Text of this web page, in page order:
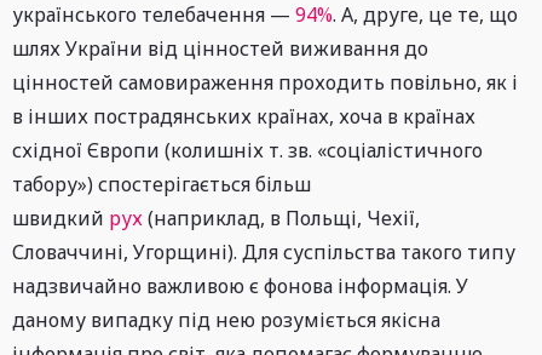
українського телебачення — 94%. А, друге, це те, що
шлях України від цінностей виживання до
цінностей самовираження проходить повільно, як і
в інших пострадянських країнах, хоча в країнах
східної Європи (колишніх т. зв. «соціалістичного
табору») спостерігається більш
швидкий рух(наприклад, в Польщі, Чехії,
Словаччині, Угорщині). Для суспільства такого типу
надзвичайно важливою є фонова інформація. У
даному випадку під нею розуміється якісна